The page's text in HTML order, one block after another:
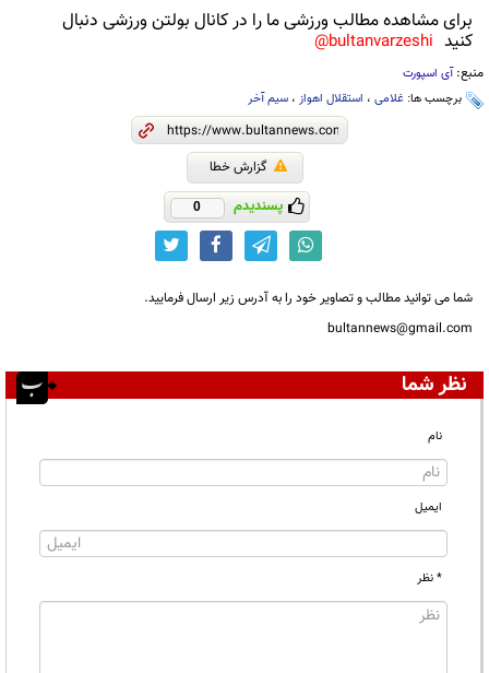
برای مشاهده مطالب ورزشی ما را در کانال بولتن ورزشی دنبال
کنید bultanvarzeshi@
منبع:آی اسپورت
برچسب ها: غلامی ، استقلال اهواز ، سیم آخر
گزارش خطا
پسندیدم 0
شما می توانید مطالب و تصاویر خود را به آدرس زیر ارسال فرمایید.
bultannews@gmail.com
نظر شما
نام
ایمیل
* نظر